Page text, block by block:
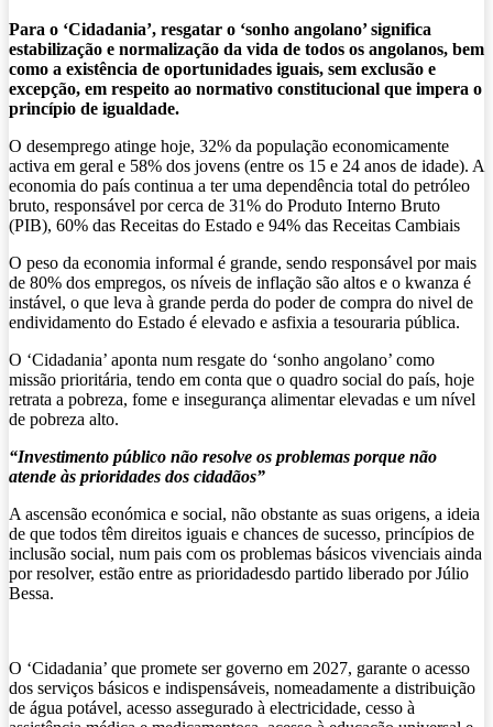
Para o ‘Cidadania’, resgatar o ‘sonho angolano’ significa
estabilização e normalização da vida de todos os angolanos, bem
como a existência de oportunidades iguais, sem exclusão e
excepção, em respeito ao normativo constitucional que impera o
princípio de igualdade.
O desemprego atinge hoje, 32% da população economicamente
activa em geral e 58% dos jovens (entre os 15 e 24 anos de idade). A
economia do país continua a ter uma dependência total do petróleo
bruto, responsável por cerca de 31% do Produto Interno Bruto
(PIB), 60% das Receitas do Estado e 94% das Receitas Cambiais
O peso da economia informal é grande, sendo responsável por mais
de 80% dos empregos, os níveis de inflação são altos e o kwanza é
instável, o que leva à grande perda do poder de compra do nivel de
endividamento do Estado é elevado e asfixia a tesouraria pública.
O ‘Cidadania’ aponta num resgate do ‘sonho angolano’ como
missão prioritária, tendo em conta que o quadro social do país, hoje
retrata a pobreza, fome e insegurança alimentar elevadas e um nível
de pobreza alto.
“Investimento público não resolve os problemas porque não
atende às prioridades dos cidadãos”
A ascensão económica e social, não obstante as suas origens, a ideia
de que todos têm direitos iguais e chances de sucesso, princípios de
inclusão social, num pais com os problemas básicos vivenciais ainda
por resolver, estão entre as prioridadesdo partido liberado por Júlio
Bessa.
O ‘Cidadania’ que promete ser governo em 2027, garante o acesso
dos serviços básicos e indispensáveis, nomeadamente a distribuição
de água potável, acesso assegurado à electricidade, cesso à